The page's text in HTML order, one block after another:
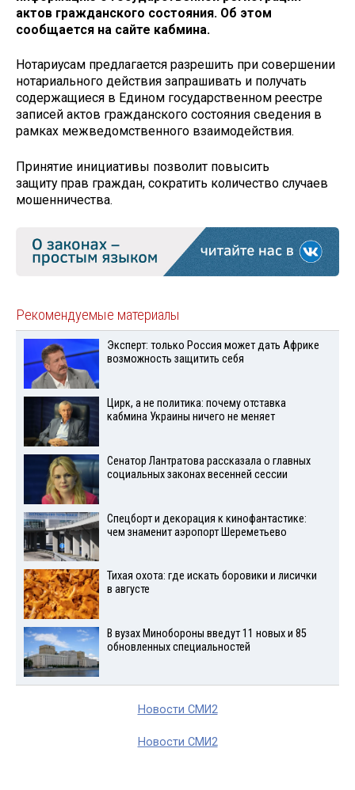
актов гражданского состояния. Об этом
сообщается на сайте кабмина.
Нотариусам предлагается разрешить при совершении
нотариального действия запрашивать и получать
содержащиеся в Едином государственном реестре
записей актов гражданского состояния сведения в
рамках межведомственного взаимодействия.
Принятие инициативы позволит повысить
защиту прав граждан, сократить количество случаев
мошенничества.
Рекомендуемые материалы
Эксперт: только Россия может дать Африке
возможность защитить себя
Цирк, а не политика: почему отставка
кабмина Украины ничего не меняет
Сенатор Лантратова рассказала о главных
социальных законах весенней сессии
Спецборт и декорация к кинофантастике:
чем знаменит аэропорт Шереметьево
Тихая охота: где искать боровики и лисички
в августе
В вузах Минобороны введут 11 новых и 85
обновленных специальностей
Новости СМИ2
Новости СМИ2